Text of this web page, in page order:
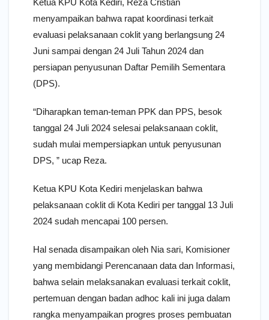
menyampaikan bahwa rapat koordinasi terkait
evaluasi pelaksanaan coklit yang berlangsung 24
Juni sampai dengan 24 Juli Tahun 2024 dan
persiapan penyusunan Daftar Pemilih Sementara
(DPS).
“Diharapkan teman-teman PPK dan PPS, besok
tanggal 24 Juli 2024 selesai pelaksanaan coklit,
sudah mulai mempersiapkan untuk penyusunan
DPS, ” ucap Reza.
Ketua KPU Kota Kediri menjelaskan bahwa
pelaksanaan coklit di Kota Kediri per tanggal 13 Juli
2024 sudah mencapai 100 persen.
Hal senada disampaikan oleh Nia sari, Komisioner
yang membidangi Perencanaan data dan Informasi,
bahwa selain melaksanakan evaluasi terkait coklit,
pertemuan dengan badan adhoc kali ini juga dalam
rangka menyampaikan progres proses pembuatan